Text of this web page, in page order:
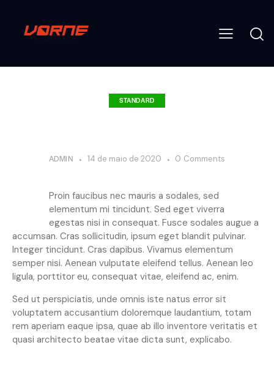
STANDARD
ADMIN 14 de maio de 2020 0 Comments
Proin faucibus nec mauris a sodales, sed
elementum mi tincidunt. Sed eget viverra
egestas nisi in consequat. Fusce sodales augue a
accumsan. Cras sollicitudin, ipsum eget blandit pulvinar.
Integer tincidunt. Cras dapibus. Vivamus elementum
semper nisi. Aenean vulputate eleifend tellus. Aenean leo
ligula, porttitor eu, consequat vitae, eleifend ac, enim.
Sed ut perspiciatis, unde omnis iste natus error sit
voluptatem accusantium doloremque laudantium, totam
rem aperiam eaque ipsa, quae ab illo inventore veritatis et
quasi architecto beatae vitae dicta sunt, explicabo.